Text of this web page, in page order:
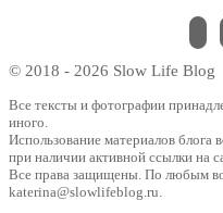
© 2018 - 2026 Slow Life Blog
Все тексты и фотографии
иного.
Использование материалов блога
при наличии активной ссылки на
Все права защищены. По любым
katerina@slowlifeblog.ru.